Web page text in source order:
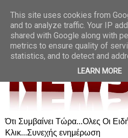
Ότι Συμβαίνει Τώρα...Ολες Οι
Κλικ...Συνεχής ενημέρωση
This site uses cookies from
and to analyze traffic. Your IP
shared with Google along with
metrics to ensure quality of
statistics, and to detect and
LEARN MORE